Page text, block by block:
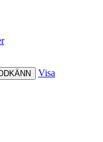
Visa